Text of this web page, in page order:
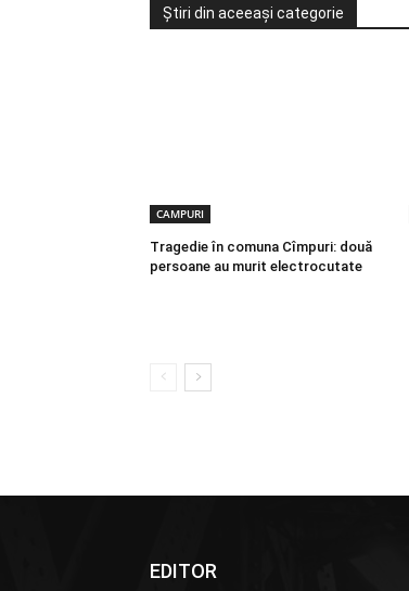
Știri din aceeași categorie
CAMPURI
Tragedie în comuna Cîmpuri: două
persoane au murit electrocutate
EDITOR